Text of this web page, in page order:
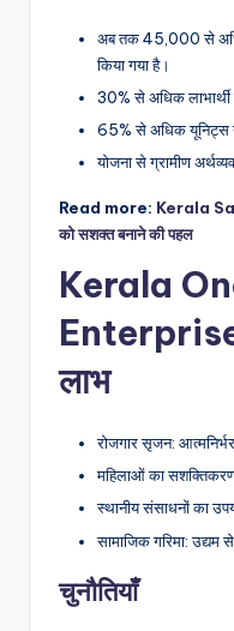
अब तक 45,000 से अधिक
किया गया है।
30% से अधिक लाभार्थी
65% से अधिक यूनिट्स
योजना से ग्रामीण
Read more: Kerala
को सशक्त बनाने की पहल
Kerala
लाभ
रोजगार सृजन:
महिलाओं का
स्थानीय संसाधनों का
सामाजिक गरिमा: उद्यम
चुनौतियाँ